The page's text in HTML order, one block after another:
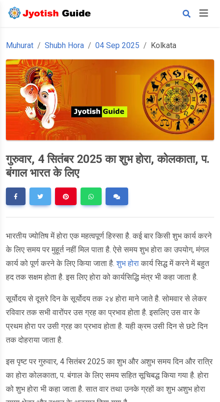
Muhurat Shubh Hora 04 Sep 2025 Kolkata
गुरुवार, 4 सितंबर 2025 का शुभ होरा, कोलकाता, प.
बंगाल भारत के लिए
भारतीय ज्योतिष में होरा एक महत्वपूर्ण हिस्सा है. कई बार किसी शुभ कार्य करने
के लिए समय पर मुहूर्त नहीं मिल पाता है. ऐसे समय शुभ होरा का उपयोग, मंगल
कार्य को पूर्ण करने के लिए किया जाता है.शुभ होरा कार्य सिद्ध में करने में बहुत
हद तक सक्षम होता है. इस लिए होरा को कार्यसिद्धि मंत्र भी कहा जाता है.
सूर्योदय से दूसरे दिन के सूर्योदय तक २४ होरा माने जाते है. सोमवार से लेकर
रविवार तक सभी वारोंपर उस ग्रह का प्रभाव होता है. इसलिए उस वार के
प्रथम होरा पर उसी ग्रह का प्रभाव होता है. यही क्रम उसी दिन से छटे दिन
तक दोहराया जाता है.
इस पृष्ट पर गुरुवार, 4 सितंबर 2025 का शुभ और अशुभ समय दिन और रात्रि
का होरा कोलकाता, प. बंगाल के लिए समय सहित सूचिबद्ध किया गया है. होरा
को शुभ होरा भी कहा जाता है. सात वार तथा उनके ग्रहों का शुभ अशुभ होरा